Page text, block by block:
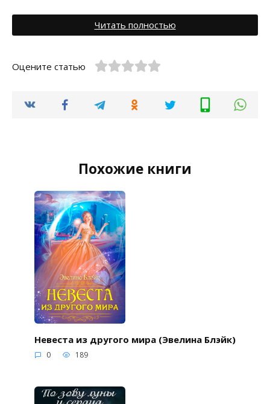
Читать полностью
Оцените статью
Похожие книги
Невеста из другого мира (Эвелина Блэйк)
0 189